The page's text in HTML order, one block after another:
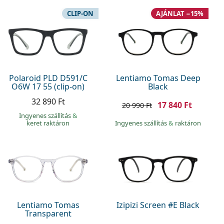
Polaroid PLD D591/C
O6W 17 55 (clip-on)
CLIP-ON
32 890 Ft
Ingyenes szállítás&
keret raktáron
Lentiamo Tomas Deep
Black
AJÁNLAT −15%
20 990 Ft 17 840 Ft
Ingyenes szállítás& raktáron
Lentiamo Tomas
Transparent
Izipizi Screen #E Black